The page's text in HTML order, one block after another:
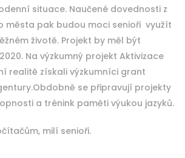
situace. Naučené dovednosti z
města pak budou moci senioři využít
životě. Projekt by měl být
Na výzkumný projekt Aktivizace
realitě získali výzkumníci grant
se připravují projekty
a trénink paměti výukou jazyků.
milí senioři.